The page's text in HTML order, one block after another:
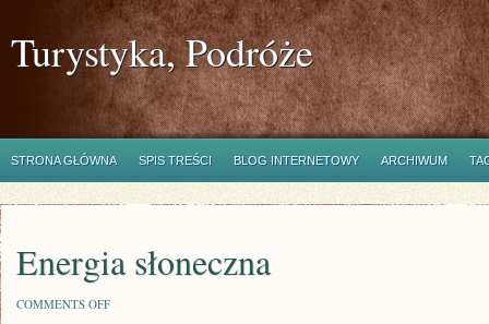
Turystyka, Podróże
STRONA GŁÓWNA SPIS TREŚCI BLOG INTERNETOWY ARCHIWUM
Energia słoneczna
COMMENTS OFFON